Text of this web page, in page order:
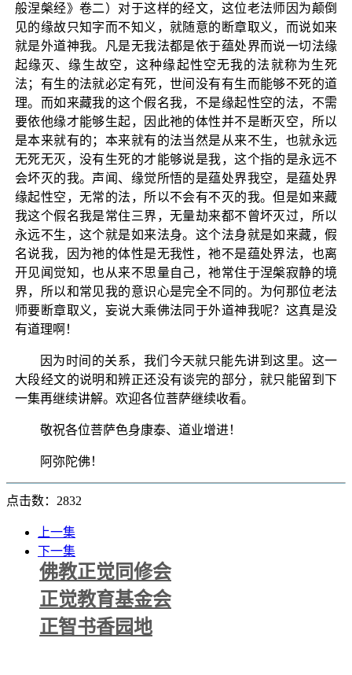
般涅槃经》卷二）对于这样的经文，这位老法师因为颠倒
见的缘故只知字而不知义，就随意的断章取义，而说如来
就是外道神我。凡是无我法都是依于蕴处界而说一切法缘
起缘灭、缘生故空，这种缘起性空无我的法就称为生死
法；有生的法就必定有死，世间没有有生而能够不死的道
理。而如来藏我的这个假名我，不是缘起性空的法，不需
要依他缘才能够生起，因此祂的体性并不是断灭空，所以
是本来就有的；本来就有的法当然是从来不生，也就永远
无死无灭，没有生死的才能够说是我，这个指的是永远不
会坏灭的我。声闻、缘觉所悟的是蕴处界我空，是蕴处界
缘起性空，无常的法，所以不会有不灭的我。但是如来藏
我这个假名我是常住三界，无量劫来都不曾坏灭过，所以
永远不生，这个就是如来法身。这个法身就是如来藏，假
名说我，因为祂的体性是无我性，祂不是蕴处界法，也离
开见闻觉知，也从来不思量自己，祂常住于涅槃寂静的境
界，所以和常见我的意识心是完全不同的。为何那位老法
师要断章取义，妄说大乘佛法同于外道神我呢？这真是没
有道理啊！
因为时间的关系，我们今天就只能先讲到这里。这一
大段经文的说明和辨正还没有谈完的部分，就只能留到下
一集再继续讲解。欢迎各位菩萨继续收看。
敬祝各位菩萨色身康泰、道业增进！
阿弥陀佛！
点击数：2832
上一集
下一集
佛教正觉同修会
正觉教育基金会
正智书香园地